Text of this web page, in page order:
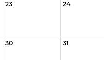
23 24
30 31